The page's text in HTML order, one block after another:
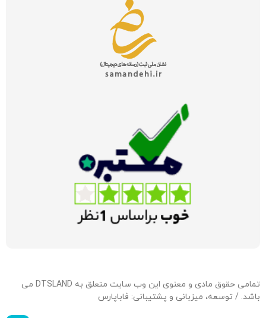
تمامی حقوق مادی و معنوی این وب سایت متعلق به DTSLAND می
باشد. / توسعه، میزبانی و پشتیبانی: فاباپارس